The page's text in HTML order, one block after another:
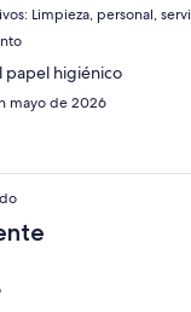
Limpieza, personal,
papel higiénico
mayo de 2026